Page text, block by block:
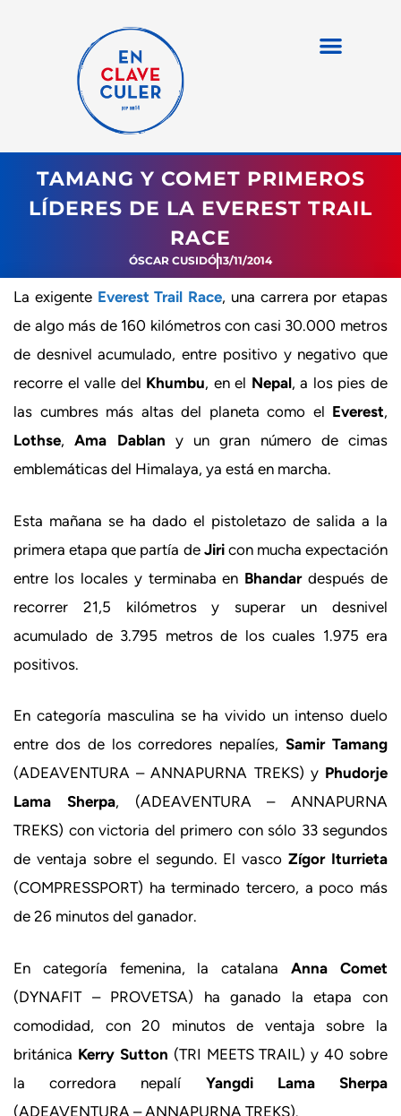
TAMANG Y COMET PRIMEROS
LÍDERES DE LA EVEREST TRAIL
RACE
ÓSCAR CUSIDÓ13/11/2014
La exigente Everest Trail Race, una carrera por etapas
de algo más de 160 kilómetros con casi 30.000 metros
de desnivel acumulado, entre positivo y negativo que
recorre el valle del Khumbu, en el Nepal, a los pies de
las cumbres más altas del planeta como el Everest,
Lothse,Ama Dablan y un gran número de cimas
emblemáticas del Himalaya, ya está en marcha.
Esta mañana se ha dado el pistoletazo de salida a la
primera etapa que partía de Jiricon mucha expectación
entre los locales y terminaba en Bhandardespués de
recorrer 21,5 kilómetros y superar un desnivel
acumulado de 3.795 metros de los cuales 1.975 era
positivos.
En categoría masculina se ha vivido un intenso duelo
entre dos de los corredores nepalíes,Samir Tamang
(ADEAVENTURA – ANNAPURNA TREKS) y Phudorje
Lama Sherpa, (ADEAVENTURA – ANNAPURNA
TREKS) con victoria del primero con sólo 33 segundos
de ventaja sobre el segundo. El vascoZígor Iturrieta
(COMPRESSPORT) ha terminado tercero, a poco más
de 26 minutos del ganador.
En categoría femenina, la catalanaAnna Comet
(DYNAFIT – PROVETSA) ha ganado la etapa con
comodidad, con 20 minutos de ventaja sobre la
británica Kerry Sutton (TRI MEETS TRAIL) y 40 sobre
la corredora nepalí Yangdi Lama Sherpa
(ADEAVENTURA – ANNAPURNA TREKS).